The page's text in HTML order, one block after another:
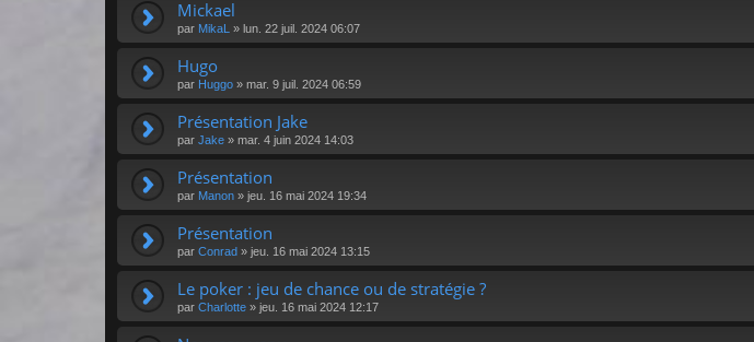
Mickael
par MikaL » lun. 22 juil. 2024 06:07
Hugo
par Huggo » mar. 9 juil. 2024 06:59
Présentation Jake
par Jake » mar. 4 juin 2024 14:03
Présentation
par Manon » jeu. 16 mai 2024 19:34
Présentation
par Conrad » jeu. 16 mai 2024 13:15
Le poker : jeu de chance ou de stratégie ?
par Charlotte » jeu. 16 mai 2024 12:17